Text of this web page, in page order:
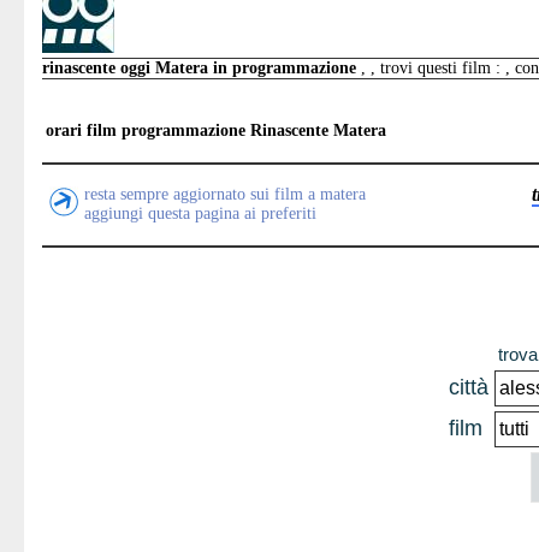
rinascente oggi Matera in programmazione , , trovi questi film : ,
orari film programmazione Rinascente Matera
resta sempre aggiornato sui film a matera
aggiungi questa pagina ai preferiti
città
film